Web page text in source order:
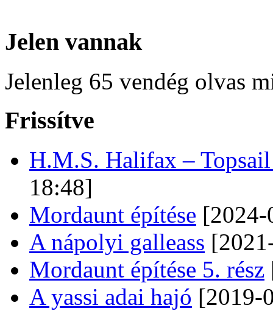
Jelen vannak
Jelenleg 65 vendég olvas
Frissítve
H.M.S. Halifax –
18:48]
Mordaunt építése
A nápolyi galleass
Mordaunt építése 5. rész
A yassi adai hajó [2019-